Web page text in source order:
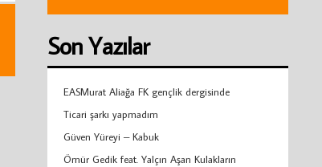
Son Yazılar
EASMurat Aliağa FK gençlik dergisinde
Ticari şarkı yapmadım
Güven Yüreyi – Kabuk
Ömür Gedik feat. Yalçın Aşan Kulakların